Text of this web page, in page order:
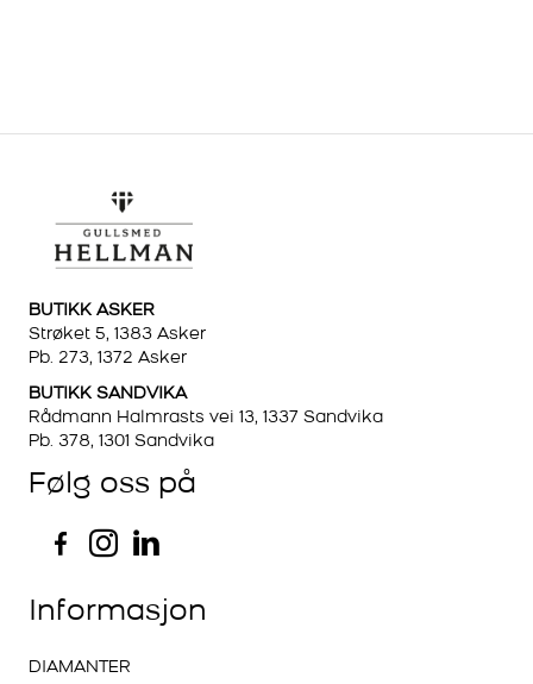
BUTIKK ASKER
Strøket 5, 1383 Asker
Pb. 273, 1372 Asker
BUTIKK SANDVIKA
Rådmann Halmrasts vei 13, 1337 Sandvika
Pb. 378, 1301 Sandvika
Følg oss på
Informasjon
DIAMANTER